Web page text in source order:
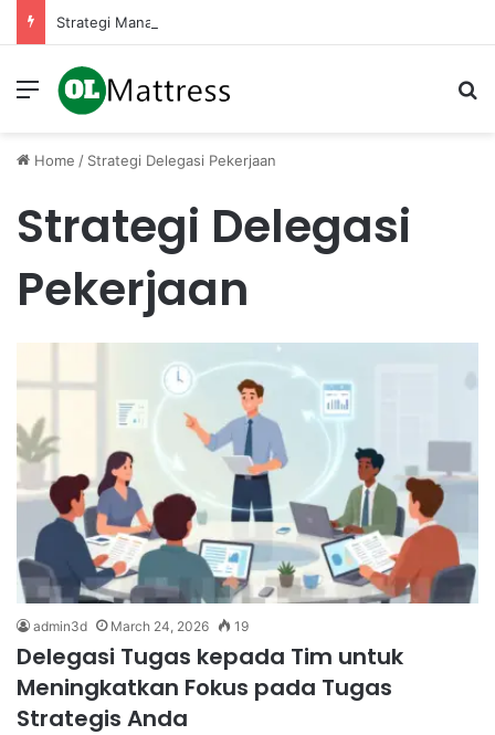
Menu
Home / Strategi Delegasi Pekerjaan
Strategi Delegasi
Pekerjaan
admin3d March 24, 2026 19
Delegasi Tugas kepada Tim untuk
Meningkatkan Fokus pada Tugas
Strategis Anda